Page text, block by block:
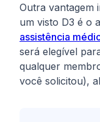
Outra vantagem
um visto D3 é o
assistência
será elegível
qualquer
você solicitou),